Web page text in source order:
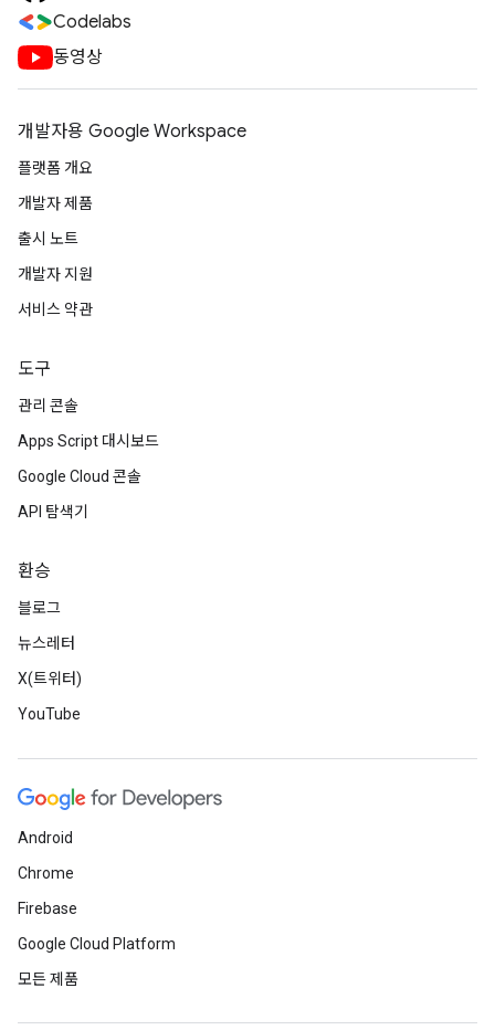
Codelabs
동영상
개발자용 Google Workspace
플랫폼 개요
개발자 제품
출시 노트
개발자 지원
서비스 약관
도구
관리 콘솔
Apps Script 대시보드
Google Cloud 콘솔
API 탐색기
환승
블로그
뉴스레터
X(트위터)
YouTube
Android
Chrome
Firebase
Google Cloud Platform
모든 제품